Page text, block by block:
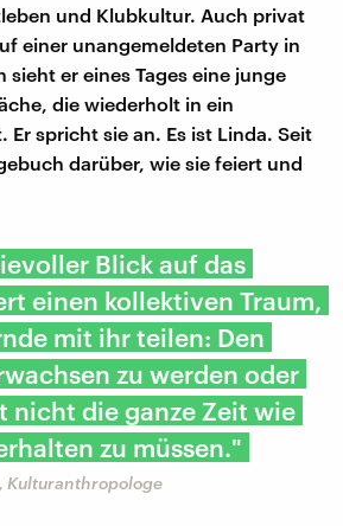
und Klubkultur. Auch privat
einer unangemeldeten Party in
sieht er eines Tages eine junge
die wiederholt in ein
spricht sie an. Es ist Linda. Seit
darüber, wie sie feiert und
Blick auf das
einen kollektiven Traum,
mit ihr teilen: Den
zu werden oder
nicht die ganze Zeit wie
zu müssen."
Kulturanthropologe